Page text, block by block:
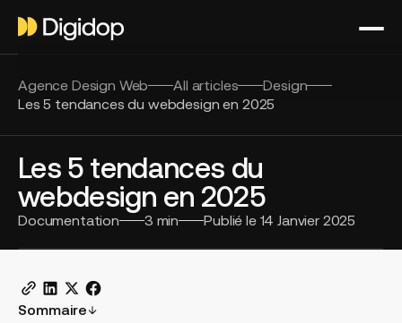
Agence Design Web All articles
Design
Les 5 tendances du webdesign en 2025
Les 5 tendances du
webdesign en 2025
Documentation 3 min Publié le 14 Janvier 2025
Sommaire